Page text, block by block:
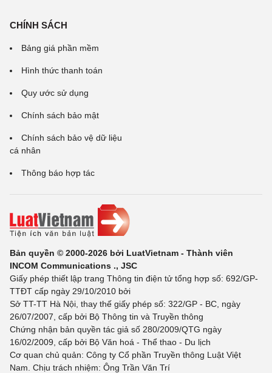
CHÍNH SÁCH
Bảng giá phần mềm
Hình thức thanh toán
Quy ước sử dụng
Chính sách bảo mật
Chính sách bảo vệ dữ liệu
cá nhân
Thông báo hợp tác
Bản quyền © 2000-2026 bởi LuatVietnam - Thành viên
INCOM Communications ., JSC
Giấy phép thiết lập trang Thông tin điện tử tổng hợp số: 692/GP-
TTĐT cấp ngày 29/10/2010 bởi
Sở TT-TT Hà Nội, thay thế giấy phép số: 322/GP - BC, ngày
26/07/2007, cấp bởi Bộ Thông tin và Truyền thông
Chứng nhận bản quyền tác giả số 280/2009/QTG ngày
16/02/2009, cấp bởi Bộ Văn hoá - Thể thao - Du lịch
Cơ quan chủ quản: Công ty Cổ phần Truyền thông Luật Việt
Nam. Chịu trách nhiệm: Ông Trần Văn Trí